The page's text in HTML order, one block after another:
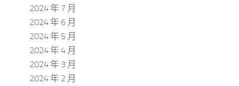
2024 年 7 月
2024 年 6 月
2024 年 5 月
2024 年 4 月
2024 年 3 月
2024 年 2 月